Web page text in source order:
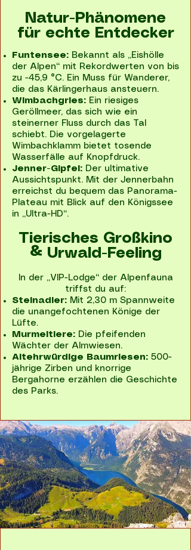
Natur-Phänomene
für echte Entdecker
Funtensee: Bekannt als „Eishölle
der Alpen“ mit Rekordwerten von bis
zu -45,9 °C. Ein Muss für Wanderer,
die das Kärlingerhaus ansteuern.
Wimbachgries: Ein riesiges
Geröllmeer, das sich wie ein
steinerner Fluss durch das Tal
schiebt. Die vorgelagerte
Wimbachklamm bietet tosende
Wasserfälle auf Knopfdruck.
Jenner-Gipfel: Der ultimative
Aussichtspunkt. Mit der Jennerbahn
erreichst du bequem das Panorama-
Plateau mit Blick auf den Königssee
in „Ultra-HD“.
Tierisches Großkino
& Urwald-Feeling
In der „VIP-Lodge“ der Alpenfauna
triffst du auf:
Steinadler: Mit 2,30 m Spannweite
die unangefochtenen Könige der
Lüfte.
Murmeltiere: Die pfeifenden
Wächter der Almwiesen.
Altehrwürdige Baumriesen: 500-
jährige Zirben und knorrige
Bergahorne erzählen die Geschichte
des Parks.